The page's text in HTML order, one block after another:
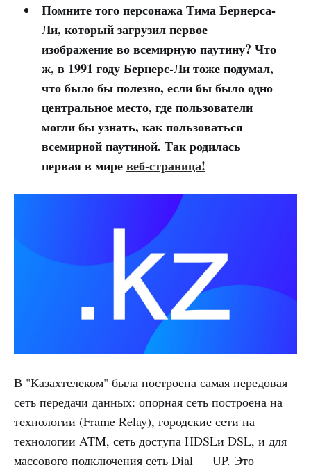
Помните того персонажа Тима Бернерса-
Ли, который загрузил первое
изображение во всемирную паутину? Что
ж, в 1991 году Бернерс-Ли тоже подумал,
что было бы полезно, если бы было одно
центральное место, где пользователи
могли бы узнать, как пользоваться
всемирной паутиной. Так родилась
первая в миревеб-страница!
В "Казахтелеком" была построена самая передовая
сеть передачи данных: опорная сеть построена на
технологии (Frame Relay), городские сети на
технологии ATM, сеть доступа HDSLи DSL, и для
массового подключения сеть Dial — UP. Это